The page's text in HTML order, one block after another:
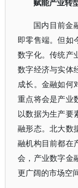
赋能产业转
国内目前金
即零售端。但如
数字化。传统产
数字经济与实体
成长。金融如何
重点将会是产业
以数据为生产要
融形态。北大数
融机构目前都在
会，产业数字金
更广阔的市场空间